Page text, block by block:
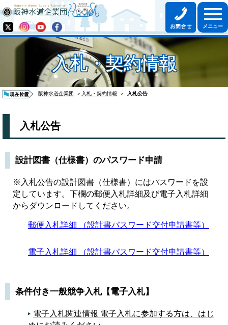
入札・契約情報
阪神水道企業団 ＞ 入札・契約情報 ＞ 入札公告
入札公告
設計図書（仕様書）のパスワード申請
※入札公告の設計図書（仕様書）にはパスワードを設
定しています。下欄の郵便入札詳細及び電子入札詳細
からダウンロードしてください。
郵便入札詳細 （設計書パスワード交付申請書等）
電子入札詳細 （設計書パスワード交付申請書等）
条件付き一般競争入札【電子入札】
電子入札関連情報 電子入札に参加する方は、はじ